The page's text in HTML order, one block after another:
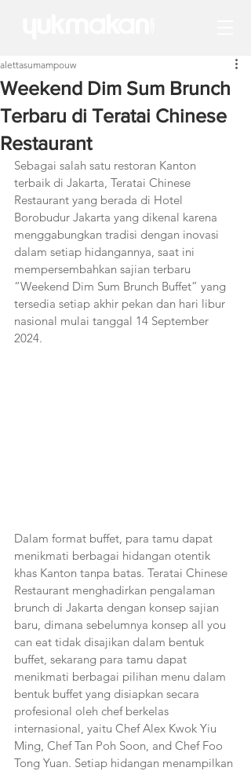
Weekend Dim Sum Brunch
Terbaru di Teratai Chinese
Restaurant
alettasumampouw
Sebagai salah satu restoran Kanton
terbaik di Jakarta, Teratai Chinese
Restaurant yang berada di Hotel
Borobudur Jakarta yang dikenal karena
menggabungkan tradisi dengan inovasi
dalam setiap hidangannya, saat ini
mempersembahkan sajian terbaru
“Weekend Dim Sum Brunch Buffet” yang
tersedia setiap akhir pekan dan hari libur
nasional mulai tanggal 14 September
2024.
Dalam format buffet, para tamu dapat
menikmati berbagai hidangan otentik
khas Kanton tanpa batas. Teratai Chinese
Restaurant menghadirkan pengalaman
brunch di Jakarta dengan konsep sajian
baru, dimana sebelumnya konsep all you
can eat tidak disajikan dalam bentuk
buffet, sekarang para tamu dapat
menikmati berbagai pilihan menu dalam
bentuk buffet yang disiapkan secara
profesional oleh chef berkelas
internasional, yaitu Chef Alex Kwok Yiu
Ming, Chef Tan Poh Soon, and Chef Foo
Tong Yuan. Setiap hidangan menampilkan